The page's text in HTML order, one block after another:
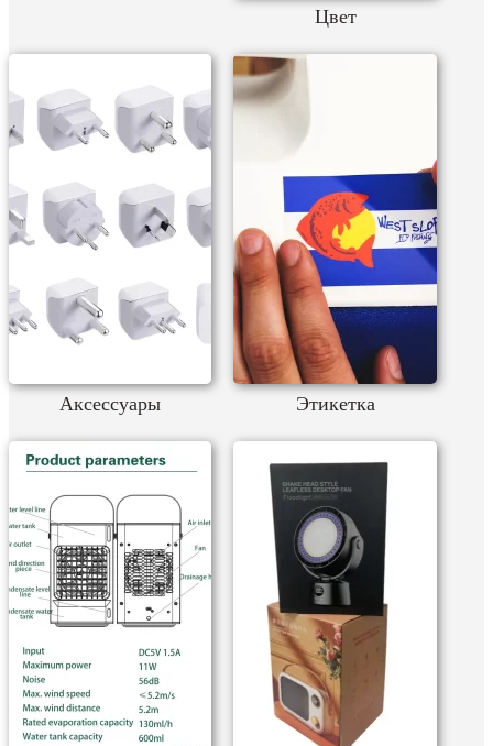
Цвет
Аксессуары Этикетка